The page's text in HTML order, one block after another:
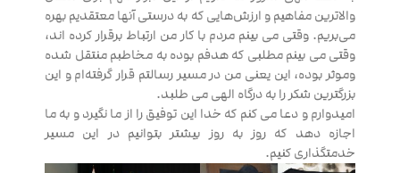
والاترین مفاهیم و ارزش‌هایی که به درستی آنها معتقدیم بهره
می‌بریم. وقتی می بینم مردم با کار من ارتباط برقرار کرده اند،
وقتی می بینم مطلبی که هدفم بوده به مخاطبم منتقل شده
وموثر بوده، این یعنی من در مسیر رسالتم قرار گرفته‌ام و این
بزرگترین شکر را به درگاه الهی می طلبد.
امیدوارم و دعا می کنم که خدا این توفیق را از ما نگیرد و به ما
اجازه دهد که روز به روز بیشتر بتوانیم در این مسیر
خدمتگذاری کنیم.